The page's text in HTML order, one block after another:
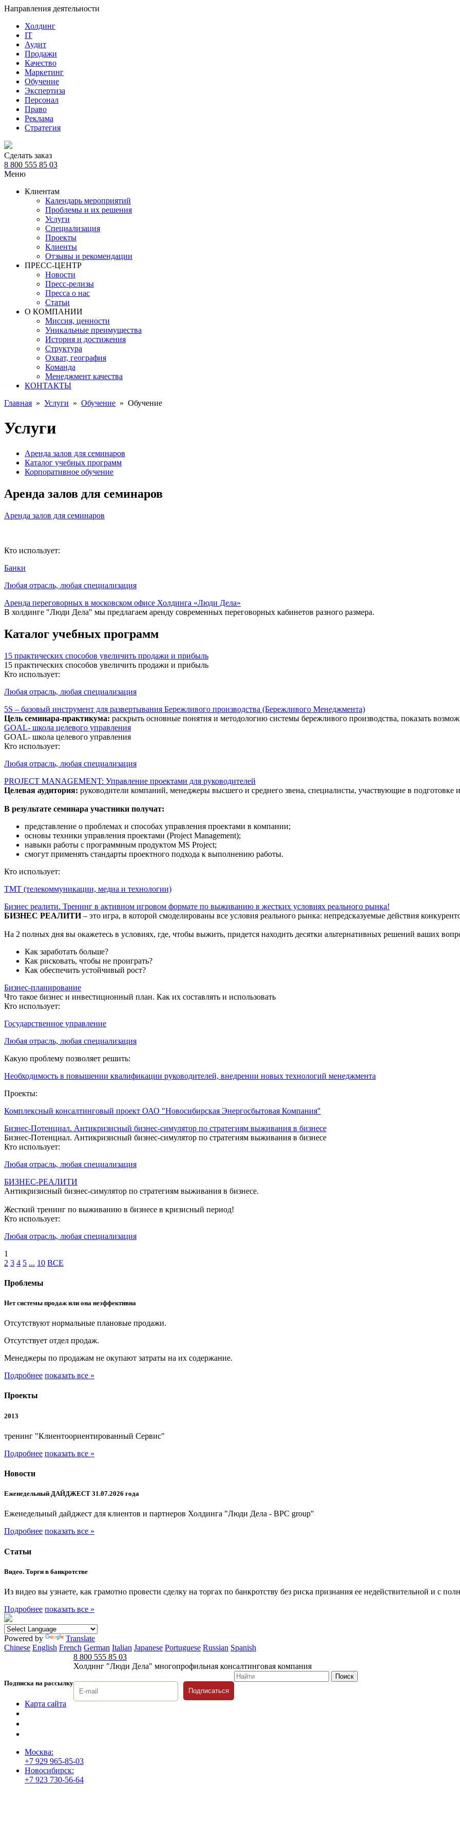
Направления деятельности
Холдинг
IT
Аудит
Продажи
Качество
Маркетинг
Обучение
Экспертиза
Персонал
Право
Реклама
Стратегия
Сделать заказ
8 800 555 85 03
Меню
Клиентам
Календарь мероприятий
Проблемы и их решения
Услуги
Специализация
Проекты
Клиенты
Отзывы и рекомендации
ПРЕСС-ЦЕНТР
Новости
Пресс-релизы
Пресса о нас
Статьи
О КОМПАНИИ
Миссия, ценности
Уникальные преимущества
История и достижения
Структура
Охват, география
Команда
Менеджмент качества
КОНТАКТЫ
Главная » Услуги » Обучение » Обучение
Услуги
Аренда залов для семинаров
Каталог учебных программ
Корпоративное обучение
Аренда залов для семинаров
Аренда залов для семинаров
Кто использует:
Банки
Любая отрасль, любая специализация
Аренда переговорных в московском офисе Холдинга «Люди Дела»
В холдинге "Люди Дела" мы предлагаем аренду современных переговорных кабинетов разного размера.
Каталог учебных программ
15 практических способов увеличить продажи и прибыль
15 практических способов увеличить продажи и прибыль
Кто использует:
Любая отрасль, любая специализация
5S – базовый инструмент для развертывания Бережливого производства (Бережливого Менеджмента)
Цель семинара-практикума: раскрыть основные понятия и методологию системы бережливого производства, показать
GOAL- школа целевого управления
GOAL- школа целевого управления
Кто использует:
Любая отрасль, любая специализация
PROJECT MANAGEMENT: Управление проектами для руководителей
Целевая аудитория: руководители компаний, менеджеры высшего и среднего звена, специалисты, участвующие в подготовке
В результате семинара участники получат:
представление о проблемах и способах управления проектами в компании;
основы техники управления проектами (Project Management);
навыки работы с программным продуктом MS Project;
смогут применять стандарты проектного подхода к выполнению работы.
Кто использует:
ТМТ (телекоммуникации, медиа и технологии)
Бизнес реалити. Тренинг в активном игровом формате по выживанию в жестких условиях реального рынка!
БИЗНЕС РЕАЛИТИ– это игра, в которой смоделированы все условия реального рынка: непредсказуемые действия
На 2 полных дня вы окажетесь в условиях, где, чтобы выжить, придется находить десятки альтернативных решений ваших
Как заработать больше?
Как рисковать, чтобы не проиграть?
Как обеспечить устойчивый рост?
Бизнес-планирование
Что такое бизнес и инвестиционный план. Как их составлять и использовать
Кто использует:
Государственное управление
Любая отрасль, любая специализация
Какую проблему позволяет решить:
Необходимость в повышении квалификации руководителей, внедрении новых технологий менеджмента
Проекты:
Комплексный консалтинговый проект ОАО "Новосибирская Энергосбытовая Компания"
Бизнес-Потенциал. Антикризисный бизнес-симулятор по стратегиям выживания в бизнесе
Бизнес-Потенциал. Антикризисный бизнес-симулятор по стратегиям выживания в бизнесе
Кто использует:
Любая отрасль, любая специализация
БИЗНЕС-РЕАЛИТИ
Антикризисный бизнес-симулятор по стратегиям выживания в бизнесе.
Жесткий тренинг по выживанию в бизнесе в кризисный период!
Кто использует:
Любая отрасль, любая специализация
1
2 3 4 5 ... 10 ВСЕ
Проблемы
Нет системы продаж или она неэффективна
Отсутствуют нормальные плановые продажи.
Отсутствует отдел продаж.
Менеджеры по продажам не окупают затраты на их содержание.
Подробнее показать все »
Проекты
2013
тренинг "Клиентоориентированный Сервис"
Подробнее показать все »
Новости
Еженедельный ДАЙДЖЕСТ 31.07.2026 года
Еженедельный дайджест для клиентов и партнеров Холдинга "Люди Дела - BPC group"
Подробнее показать все »
Статьи
Видео. Торги в банкротстве
Из видео вы узнаете, как грамотно провести сделку на торгах по банкротству без риска признания ее недействительной и с
Подробнее показать все »
Powered by
Translate
Chinese English French German Italian Japanese Portuguese Russian Spanish
Подписка на рассылку
8 800 555 85 03
Холдинг "Люди Дела" многопрофильная консалтинговая компания
Подписаться
Карта сайта
Москва:
+7 929 965-85-03
Новосибирск:
+7 923 730-56-64